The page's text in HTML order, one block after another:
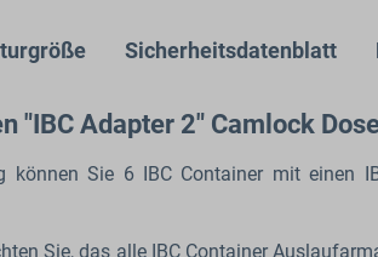
Sicherheitsdatenblatt
"IBC Adapter 2" Camlock
können Sie 6 IBC Container mit einen
Sie, das alle IBC Container